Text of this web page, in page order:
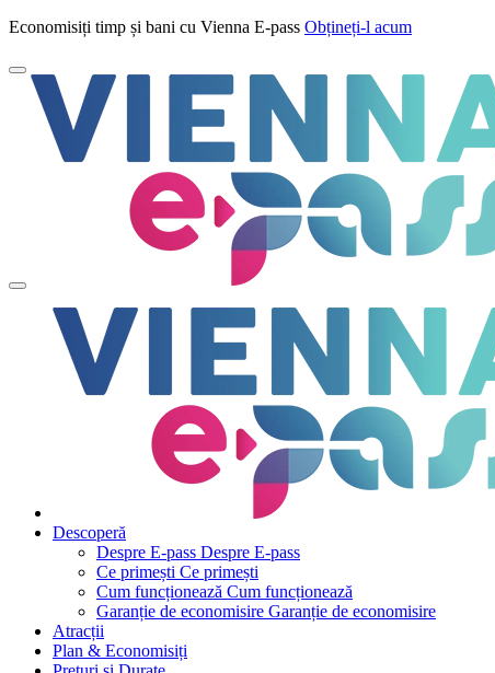
Economisiți timp și bani cu Vienna E-pass Obțineți-l acum
Descoperă
Despre E-pass Despre E-pass
Ce primești Ce primești
Cum funcționează Cum funcționează
Garanție de economisire Garanție de economisire
Atracții
Plan & Economisiți